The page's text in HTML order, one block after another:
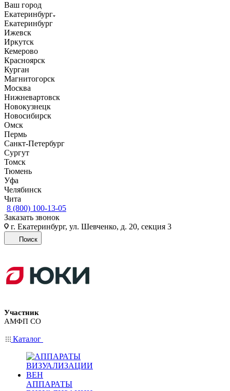
Ваш город
Екатеринбург
Екатеринбург
Ижевск
Иркутск
Кемерово
Красноярск
Курган
Магнитогорск
Москва
Нижневартовск
Новокузнецк
Новосибирск
Омск
Пермь
Санкт-Петербург
Сургут
Томск
Тюмень
Уфа
Челябинск
Чита
8 (800) 100-13-05
Заказать звонок
г. Екатеринбург, ул. Шевченко, д. 20, секция 3
Поиск
Участник
АМФП СО
Каталог
АППАРАТЫ